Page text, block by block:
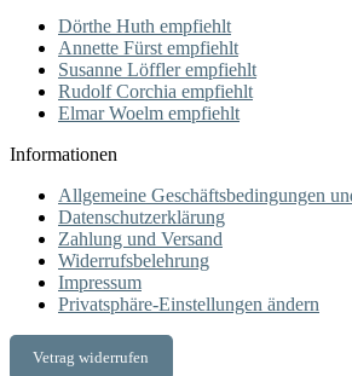
Dörthe Huth empfiehlt
Annette Fürst empfiehlt
Susanne Löffler empfiehlt
Rudolf Corchia empfiehlt
Elmar Woelm empfiehlt
Informationen
Allgemeine Geschäftsbedingungen
Datenschutzerklärung
Zahlung und Versand
Widerrufsbelehrung
Impressum
Privatsphäre-Einstellungen ändern
Vetrag widerrufen